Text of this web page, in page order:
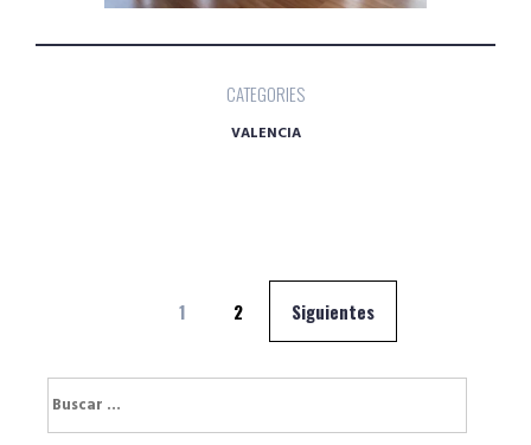
CATEGORIES
VALENCIA
Navegación
entradas
1 2 Siguientes
Buscar: